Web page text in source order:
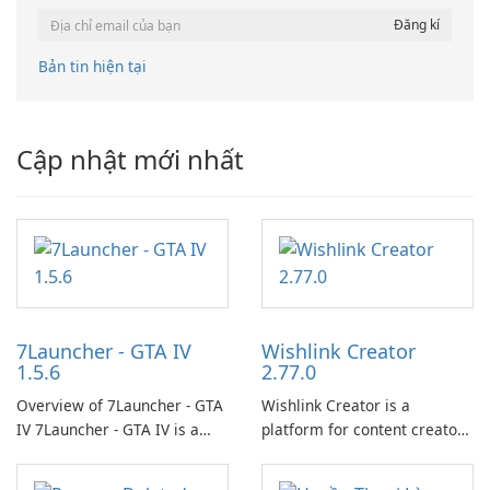
Bản tin hiện tại
Cập nhật mới nhất
7Launcher - GTA IV
1.5.6
Overview of 7Launcher - GTA
IV 7Launcher - GTA IV is a
application designed to
Wishlink Creator
2.77.0
Wishlink Creator is a
platform for content creators
work through built-in brand